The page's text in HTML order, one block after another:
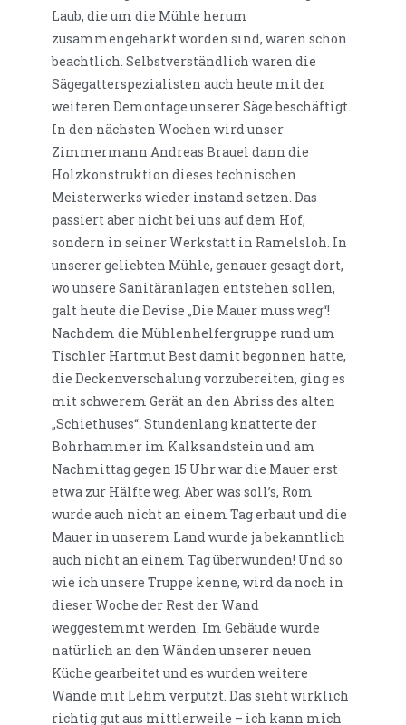
Laub, die um die Mühle herum
zusammengeharkt worden sind, waren schon
beachtlich. Selbstverständlich waren die
Sägegatterspezialisten auch heute mit der
weiteren Demontage unserer Säge beschäftigt.
In den nächsten Wochen wird unser
Zimmermann Andreas Brauel dann die
Holzkonstruktion dieses technischen
Meisterwerks wieder instand setzen. Das
passiert aber nicht bei uns auf dem Hof,
sondern in seiner Werkstatt in Ramelsloh. In
unserer geliebten Mühle, genauer gesagt dort,
wo unsere Sanitäranlagen entstehen sollen,
galt heute die Devise „Die Mauer muss weg“!
Nachdem die Mühlenhelfergruppe rund um
Tischler Hartmut Best damit begonnen hatte,
die Deckenverschalung vorzubereiten, ging es
mit schwerem Gerät an den Abriss des alten
„Schiethuses“. Stundenlang knatterte der
Bohrhammer im Kalksandstein und am
Nachmittag gegen 15 Uhr war die Mauer erst
etwa zur Hälfte weg. Aber was soll’s, Rom
wurde auch nicht an einem Tag erbaut und die
Mauer in unserem Land wurde ja bekanntlich
auch nicht an einem Tag überwunden! Und so
wie ich unsere Truppe kenne, wird da noch in
dieser Woche der Rest der Wand
weggestemmt werden. Im Gebäude wurde
natürlich an den Wänden unserer neuen
Küche gearbeitet und es wurden weitere
Wände mit Lehm verputzt. Das sieht wirklich
richtig gut aus mittlerweile – ich kann mich